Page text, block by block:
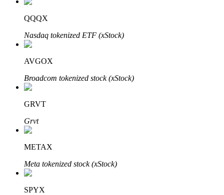
Bitrue
Partenaires Bitrue
QQQX
Nasdaq tokenized ETF (xStock)
AVGOX
Broadcom tokenized stock (xStock)
GRVT
Grvt
METAX
Meta tokenized stock (xStock)
SPYX